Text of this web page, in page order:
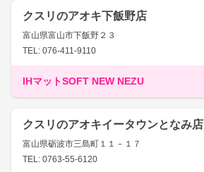
クスリのアオキ下飯野店
富山県富山市下飯野２３
TEL: 076-411-9110
IHマットSOFT NEW NEZU
クスリのアオキイータウンとなみ店
富山県砺波市三島町１１－１７
TEL: 0763-55-6120